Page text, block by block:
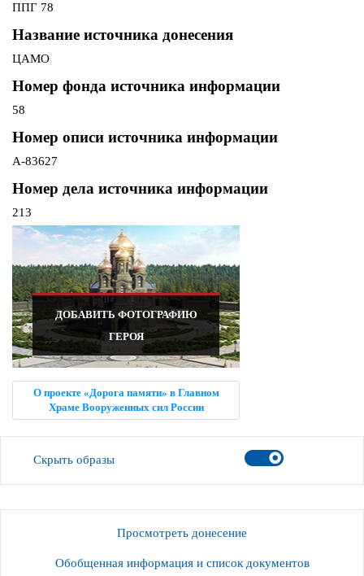
ППГ 78
Название источника донесения
ЦАМО
Номер фонда источника информации
58
Номер описи источника информации
А-83627
Номер дела источника информации
213
ДОБАВИТЬ ФОТОГРАФИЮ
ГЕРОЯ
О проекте «Дорога памяти» в Главном
Храме Вооруженных сил России
Скрыть образы
Просмотреть донесение
Обобщенная информация и список документов